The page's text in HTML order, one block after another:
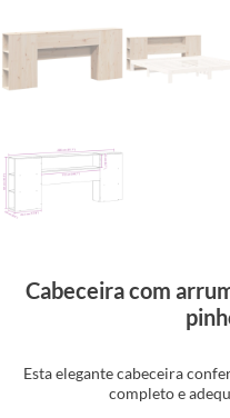
Cabeceira com
Esta elegante cabeceira
completo e